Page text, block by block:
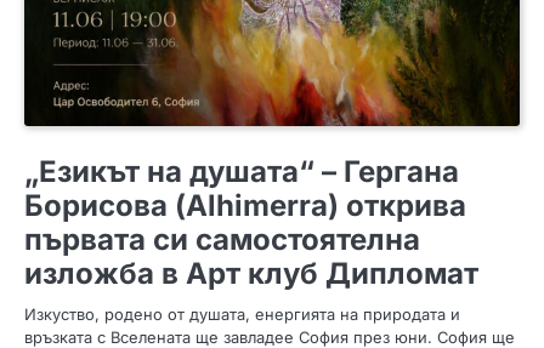
„Езикът на душата“ – Гергана
Борисова (Alhimerra) открива
първата си самостоятелна
изложба в Арт клуб Дипломат
Изкуство, родено от душата, енергията на природата и
връзката с Вселената ще завладее София през юни. София ще